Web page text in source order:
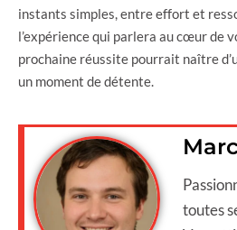
instants simples, entre effort et
l’expérience qui parlera au cœur de
prochaine réussite pourrait naître
un moment de détente.
toutes